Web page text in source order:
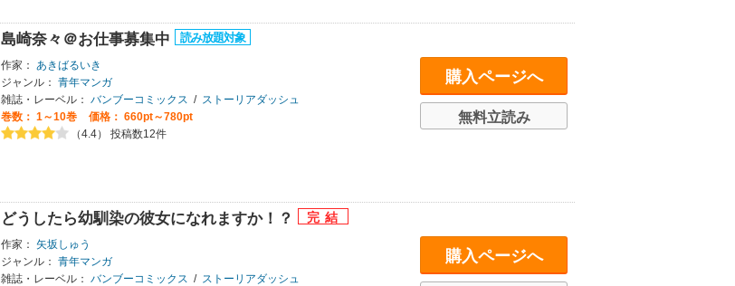
島崎奈々＠お仕事募集中
作家：
あきばるいき
ジャンル： 青年マンガ
雑誌・レーベル： バンブーコミックス /
ストーリアダッシュ
巻数： 1～10巻
価格： 660pt～780pt
（4.4） 投稿数12件
購入ページへ
無料立読み
どうしたら幼馴染の彼女になれますか！？
作家： 矢坂しゅう
ジャンル： 青年マンガ
雑誌・レーベル： バンブーコミックス /
ストーリアダッシュ
購入ページへ